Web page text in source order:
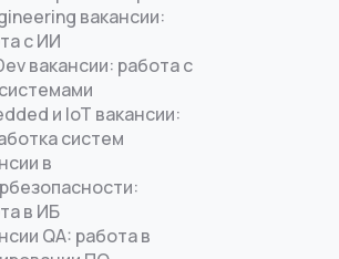
вакансии:
с ИИ
вакансии: работа с
и IoT вакансии:
систем
в
в ИБ
QA: работа в